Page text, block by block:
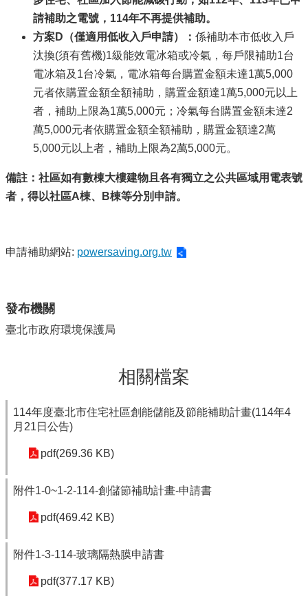
請補助之電號，114年不再提供補助。
方案D （僅適用低收入戶申請）： 係補助本市低收入戶
汰換(須有舊機)1級能效電冰箱或冷氣，每戶限補助1台
電冰箱及1台冷氣，電冰箱每台購置金額未達1萬5,000
元者依購置金額全額補助，購置金額達1萬5,000元以上
者，補助上限為1萬5,000元；冷氣每台購置金額未達2
萬5,000元者依購置金額全額補助，購置金額達2萬
5,000元以上者，補助上限為2萬5,000元。
備註：社區如有數棟大樓建物且各有獨立之公共區域用電表號
者，得以社區A棟、B棟等分別申請。
申請補助網站: powersaving.org.tw
發布機關
臺北市政府環境保護局
相關檔案
114年度臺北市住宅社區創能儲能及節能補助計畫(114年4
月21日公告)
pdf(269.36 KB)
附件1-0~1-2-114-創儲節補助計畫-申請書
pdf(469.42 KB)
附件1-3-114-玻璃隔熱膜申請書
pdf(377.17 KB)